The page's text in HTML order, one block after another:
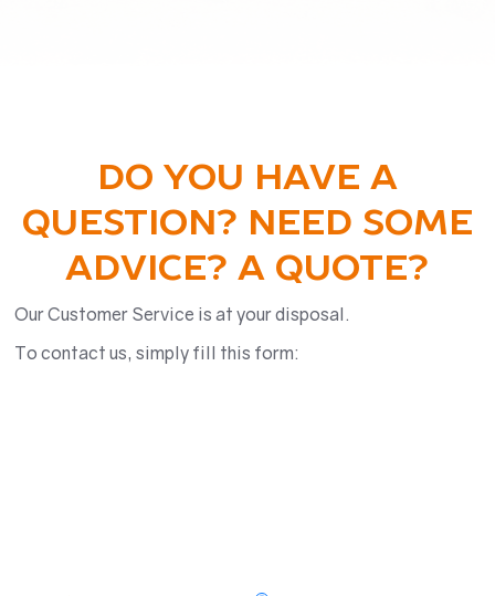
DO YOU HAVE A
QUESTION? NEED SOME
ADVICE? A QUOTE?
Our Customer Service is at your disposal.
To contact us, simply fill this form: